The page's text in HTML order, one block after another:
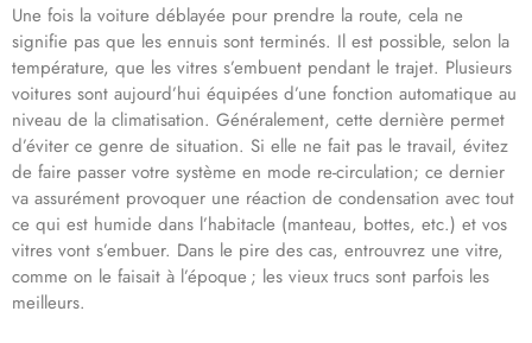
Une fois la voiture déblayée pour prendre la route, cela ne
signifie pas que les ennuis sont terminés. Il est possible, selon la
température, que les vitres s’embuent pendant le trajet. Plusieurs
voitures sont aujourd’hui équipées d’une fonction automatique au
niveau de la climatisation. Généralement, cette dernière permet
d’éviter ce genre de situation. Si elle ne fait pas le travail, évitez
de faire passer votre système en mode re-circulation; ce dernier
va assurément provoquer une réaction de condensation avec tout
ce qui est humide dans l’habitacle (manteau, bottes, etc.) et vos
vitres vont s’embuer. Dans le pire des cas, entrouvrez une vitre,
comme on le faisait à l’époque ; les vieux trucs sont parfois les
meilleurs.